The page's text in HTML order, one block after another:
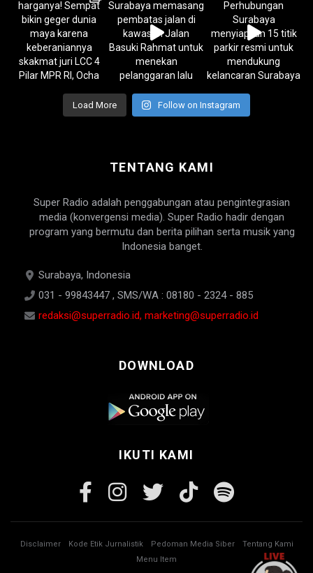
Load More Follow on Instagram
TENTANG KAMI
Super Radio adalah penggabungan atau pengintegrasian
media (konvergensi media). Super Radio hadir dengan
program yang bermutu dan berita pilihan serta musik yang
Indonesia banget.
Surabaya, Indonesia
031 - 99843447 , SMS/WA : 08180 - 2324 - 885
redaksi@superradio.id, marketing@superradio.id
DOWNLOAD
IKUTI KAMI
Disclaimer Kode Etik Jurnalistik Pedoman Media Siber
Tentang Kami
Menu Item